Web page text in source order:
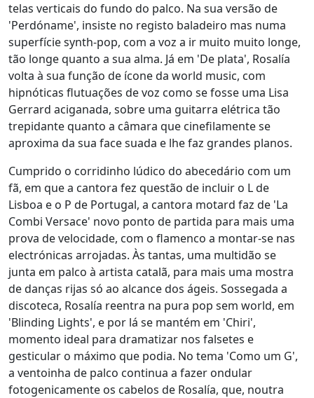
telas verticais do fundo do palco. Na sua versão de
'Perdóname', insiste no registo baladeiro mas numa
superfície synth-pop, com a voz a ir muito muito longe,
tão longe quanto a sua alma. Já em 'De plata', Rosalía
volta à sua função de ícone da world music, com
hipnóticas flutuações de voz como se fosse uma Lisa
Gerrard aciganada, sobre uma guitarra elétrica tão
trepidante quanto a câmara que cinefilamente se
aproxima da sua face suada e lhe faz grandes planos.
Cumprido o corridinho lúdico do abecedário com um
fã, em que a cantora fez questão de incluir o L de
Lisboa e o P de Portugal, a cantora motard faz de 'La
Combi Versace' novo ponto de partida para mais uma
prova de velocidade, com o flamenco a montar-se nas
electrónicas arrojadas. Às tantas, uma multidão se
junta em palco à artista catalã, para mais uma mostra
de danças rijas só ao alcance dos ágeis. Sossegada a
discoteca, Rosalía reentra na pura pop sem world, em
'Blinding Lights', e por lá se mantém em 'Chiri',
momento ideal para dramatizar nos falsetes e
gesticular o máximo que podia. No tema 'Como um G',
a ventoinha de palco continua a fazer ondular
fotogenicamente os cabelos de Rosalía, que, noutra